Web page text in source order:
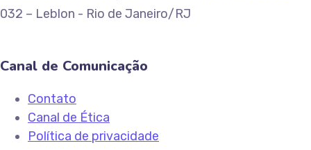
032 – Leblon - Rio de Janeiro/RJ
Canal de Comunicação
Contato
Canal de Ética
Política de privacidade